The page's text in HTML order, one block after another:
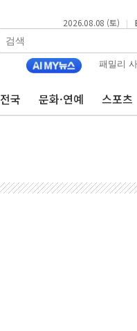
2026.08.08 (토) |
패밀리
전국 문화·연예 스포츠